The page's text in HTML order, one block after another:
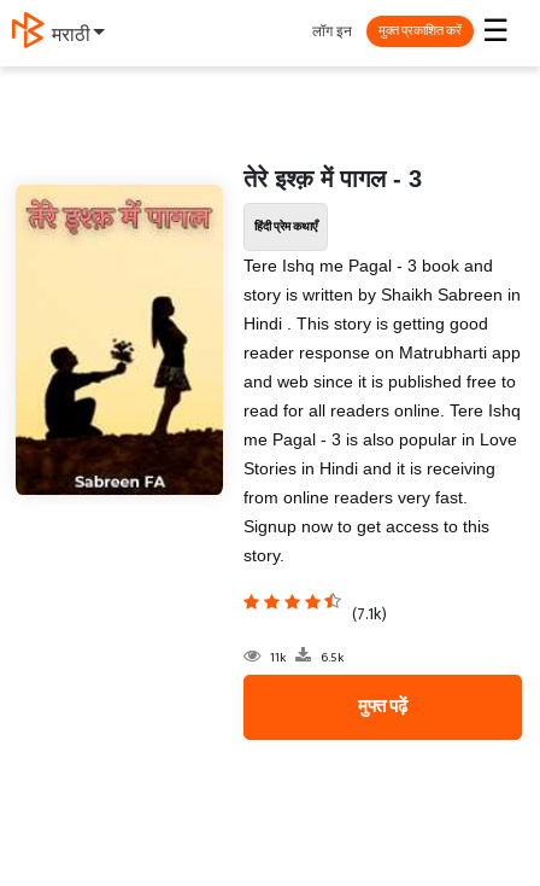
मराठी ☰
लॉग इन मुक्त प्रकाशित करें
तेरे इश्क़ में पागल - 3
हिंदी प्रेम कथाएँ
Tere Ishq me Pagal - 3 book and
story is written by Shaikh Sabreen in
Hindi . This story is getting good
reader response on Matrubharti app
and web since it is published free to
read for all readers online. Tere Ishq
me Pagal - 3 is also popular in Love
Stories in Hindi and it is receiving
from online readers very fast.
Signup now to get access to this
story.
(7.1k)
11k 6.5k
मुफ्त पढ़ें